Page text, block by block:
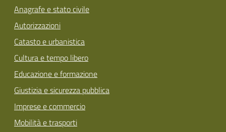
Anagrafe e stato civile
Autorizzazioni
Catasto e urbanistica
Cultura e tempo libero
Educazione e formazione
Giustizia e sicurezza pubblica
Imprese e commercio
Mobilità e trasporti